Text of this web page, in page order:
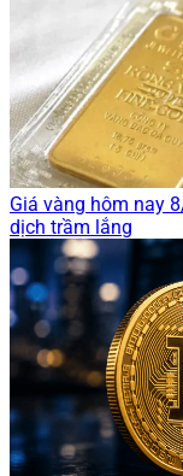
Giá vàng hôm nay
dịch trầm lắng